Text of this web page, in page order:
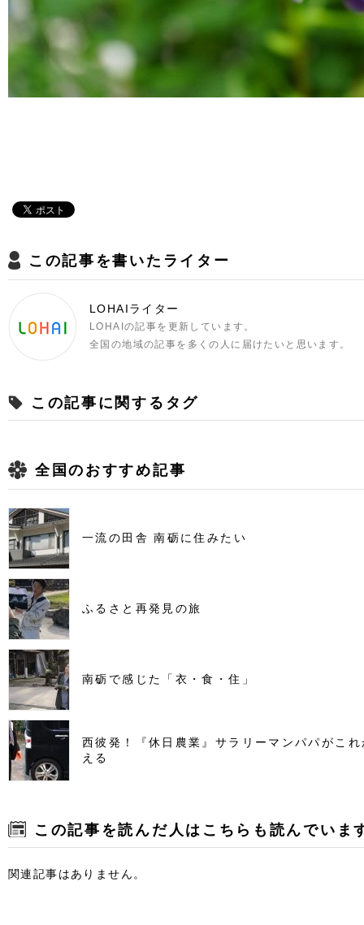
この記事を書いたライター
LOHAIライター
LOHAIの記事を更新しています。
全国の地域の記事を多くの人に届けたいと思います。
この記事に関するタグ
全国のおすすめ記事
一流の田舎 南砺に住みたい
ふるさと再発見の旅
南砺で感じた「衣・食・住」
西彼発！『休日農業』サラリーマンパパがこ
える
この記事を読んだ人はこちらも読んでいま
関連記事はありません。